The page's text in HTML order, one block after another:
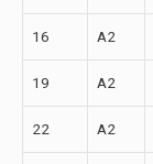
16 A2
19 A2
22 A2